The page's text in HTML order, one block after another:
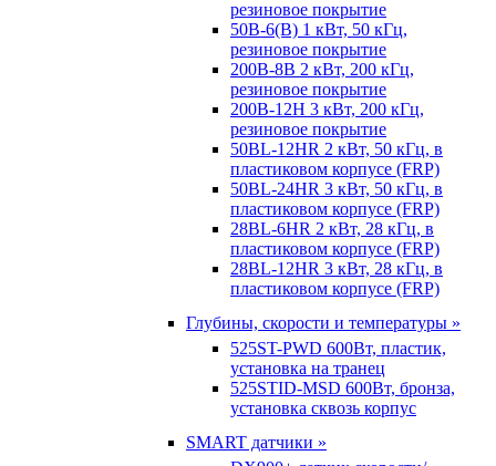
резиновое покрытие
50B-6(B) 1 кВт, 50 кГц,
резиновое покрытие
200B-8B 2 кВт, 200 кГц,
резиновое покрытие
200B-12H 3 кВт, 200 кГц,
резиновое покрытие
50BL-12HR 2 кВт, 50 кГц, в
пластиковом корпусе (FRP)
50BL-24HR 3 кВт, 50 кГц, в
пластиковом корпусе (FRP)
28BL-6HR 2 кВт, 28 кГц, в
пластиковом корпусе (FRP)
28BL-12HR 3 кВт, 28 кГц, в
пластиковом корпусе (FRP)
Глубины, скорости и температуры »
525ST-PWD 600Вт, пластик,
установка на транец
525STID-MSD 600Вт, бронза,
установка сквозь корпус
SMART датчики »